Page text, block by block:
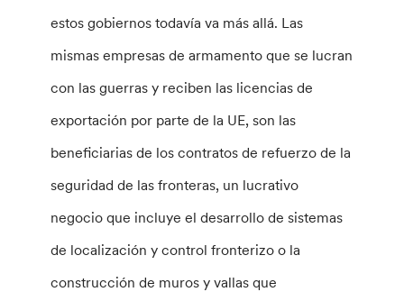
estos gobiernos todavía va más allá. Las
mismas empresas de armamento que se lucran
con las guerras y reciben las licencias de
exportación por parte de la UE, son las
beneficiarias de los contratos de refuerzo de la
seguridad de las fronteras, un lucrativo
negocio que incluye el desarrollo de sistemas
de localización y control fronterizo o la
construcción de muros y vallas que